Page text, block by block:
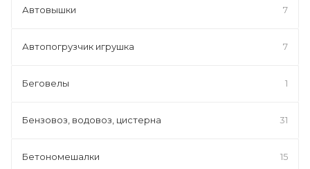
Автовышки 7
Автопогрузчик игрушка 7
Беговелы 1
Бензовоз, водовоз, цистерна 31
Бетономешалки 15